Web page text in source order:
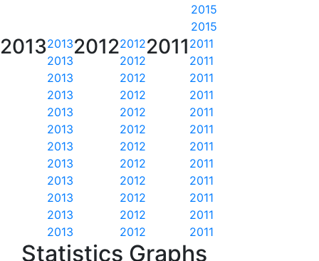
2015
2015
20132013
2013
2013
2013
2013
2013
2013
2013
2013
2013
2013
2013
20122012
2012
2012
2012
2012
2012
2012
2012
2012
2012
2012
2012
2011 2011
2011
2011
2011
2011
2011
2011
2011
2011
2011
2011
2011
Statistics Graphs